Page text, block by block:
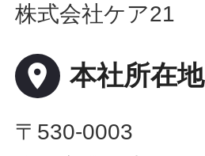
株式会社ケア21
place 本社所在地
〒530-0003